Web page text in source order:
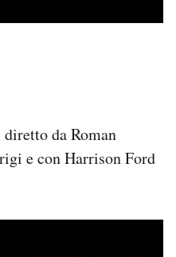
da Roman
e con Harrison Ford